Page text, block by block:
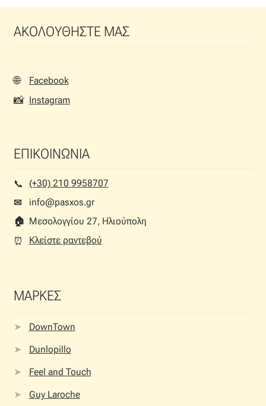
ΑΚΟΛΟΥΘΗΣΤΕ ΜΑΣ
🌐 Facebook
📸 Instagram
ΕΠΙΚΟΙΝΩΝΙΑ
📞︎
(+30) 210 9958707
✉
info@pasxos.gr
🏠︎ Μεσολογγίου 27, Ηλιούπολη
⏰︎
Κλείστε ραντεβού
ΜΑΡΚΕΣ
DownTown
Dunlopillo
Feel and Touch
Guy Laroche